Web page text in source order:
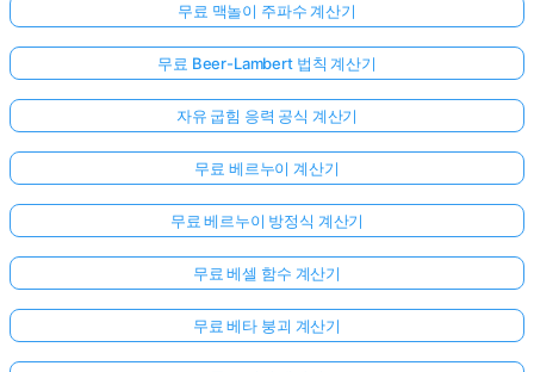
무료 맥놀이 주파수 계산기
무료 Beer-Lambert 법칙 계산기
자유 굽힘 응력 공식 계산기
무료 베르누이 계산기
무료 베르누이 방정식 계산기
무료 베셀 함수 계산기
무료 베타 붕괴 계산기